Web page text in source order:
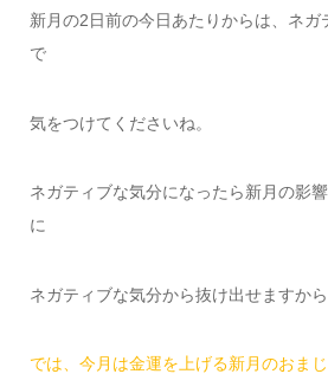
新月の2日前の今日あたりからは、ネガ
で
気をつけてくださいね。
ネガティブな気分になったら新月の影
に
ネガティブな気分から抜け出せますから
では、今月は金運を上げる新月のおま